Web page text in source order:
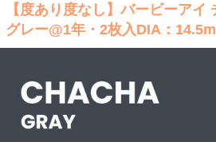
【度あり度なし】バービーアイ
グレー@1年・2枚入DIA：